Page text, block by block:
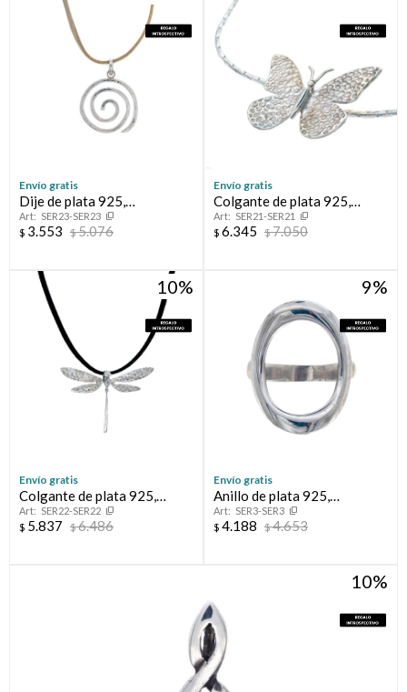
Envío gratis
Dije de plata 925,
RESILIENCIA.
SER23-SER23
$ 3.553 $5.076
Envío gratis
Colgante de plata 925,
MARIPOSA.
SER21-SER21
$ 6.345 $7.050
10
Envío gratis
Colgante de plata 925,
LIBELULA.
SER22-SER22
$ 5.837 $6.486
9
Envío gratis
Anillo de plata 925,
RAMONA.
SER3-SER3
$ 4.188 $4.653
10
Compromiso
Día del niño